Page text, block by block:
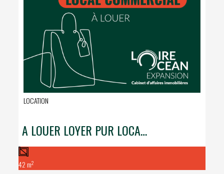
LOCATION
A LOUER LOYER PUR LOCAL COMMERCIAL MARCHE DE LA BAULE
42 m2